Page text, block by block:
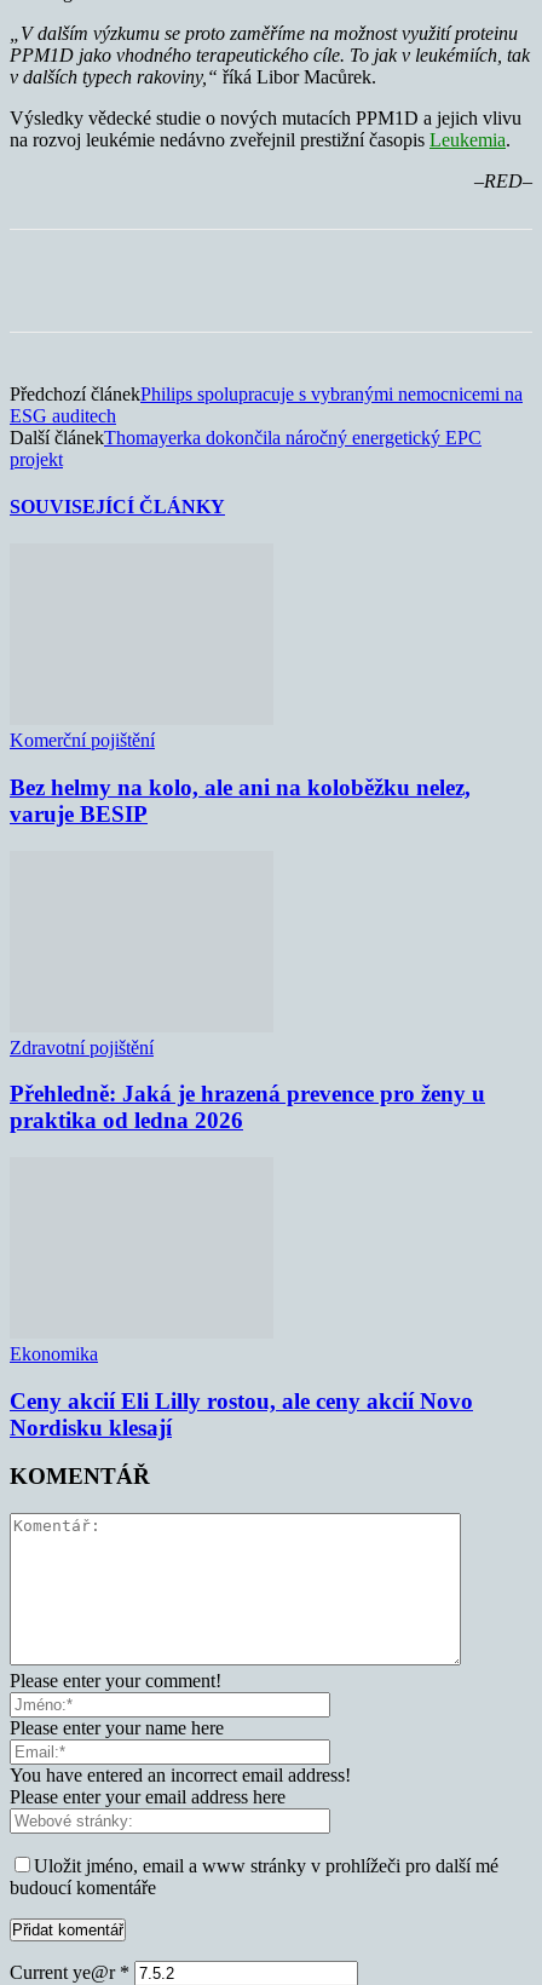
„V dalším výzkumu se proto zaměříme na možnost využití proteinu
PPM1D jako vhodného terapeutického cíle. To jak v leukémiích, tak
v dalších typech rakoviny,“ říká Libor Macůrek.
Výsledky vědecké studie o nových mutacích PPM1D a jejich vlivu
na rozvoj leukémie nedávno zveřejnil prestižní časopis Leukemia.
–RED–
Předchozí článekPhilips spolupracuje s vybranými nemocnicemi na
ESG auditech
Další článekThomayerka dokončila náročný energetický EPC
projekt
SOUVISEJÍCÍ ČLÁNKY
Komerční pojištění
Bez helmy na kolo, ale ani na koloběžku nelez,
varuje BESIP
Zdravotní pojištění
Přehledně: Jaká je hrazená prevence pro ženy u
praktika od ledna 2026
Ekonomika
Ceny akcií Eli Lilly rostou, ale ceny akcií Novo
Nordisku klesají
KOMENTÁŘ
Please enter your comment!
Please enter your name here
You have entered an incorrect email address!
Please enter your email address here
Uložit jméno, email a www stránky v prohlížeči pro další mé
budoucí komentáře
Current ye@r *